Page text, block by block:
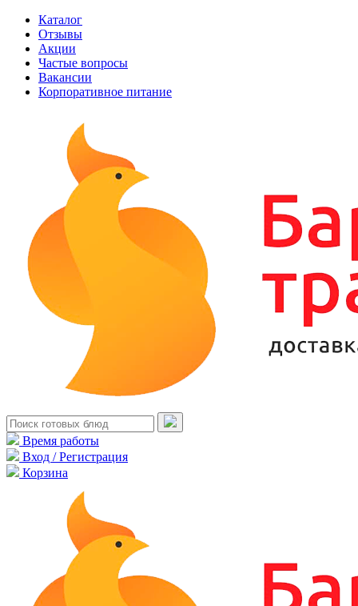
Каталог
Отзывы
Акции
Частые вопросы
Вакансии
Корпоративное питание
Время работы
Вход / Регистрация
Корзина